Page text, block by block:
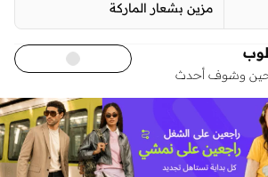
مزين بشعار الماركة
الحين وشوف أحدث